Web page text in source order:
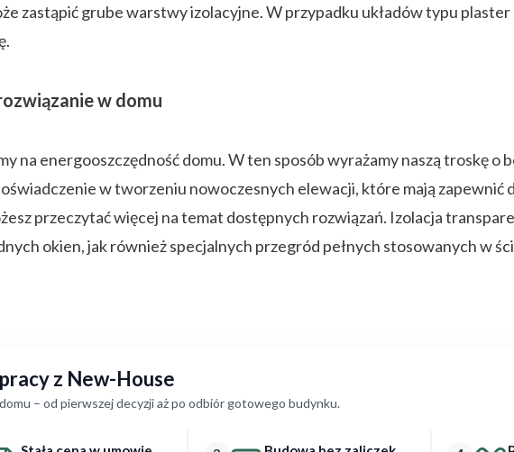
zastąpić grube warstwy izolacyjne. W przypadku układów typu
w domu
na energooszczędność domu. W ten sposób wyrażamy naszą troskę o
w tworzeniu nowoczesnych elewacji, które mają zapewnić
przeczytać więcej na temat dostępnych rozwiązań. Izolacja
okien, jak również specjalnych przegród pełnych stosowanych w
z New-House
– od pierwszej decyzji aż po odbiór gotowego budynku.